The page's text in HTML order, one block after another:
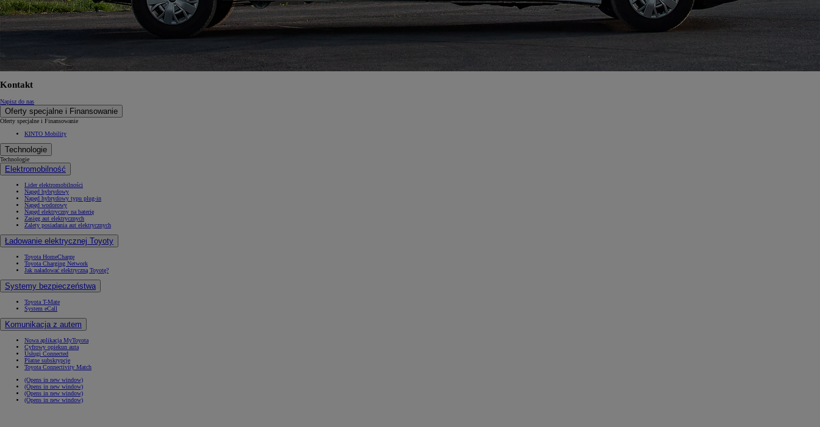
Kontakt
Napisz do nas
Oferty specjalne i Finansowanie
Oferty specjalne i Finansowanie
KINTO Mobility
Technologie
Technologie
Elektromobilność
Lider elektromobilności
Napęd hybrydowy
Napęd hybrydowy typu plug-in
Napęd wodorowy
Napęd elektryczny na baterię
Zasięg aut elektrycznych
Zalety posiadania aut elektrycznych
Ładowanie elektrycznej Toyoty
Toyota HomeCharge
Toyota Charging Network
Jak naładować elektryczną Toyotę?
Systemy bezpieczeństwa
Toyota T-Mate
System eCall
Komunikacja z autem
Nowa aplikacja MyToyota
Cyfrowy opiekun auta
Usługi Connected
Płatne subskrypcje
Toyota Connectivity Match
(Opens in new window)
(Opens in new window)
(Opens in new window)
(Opens in new window)